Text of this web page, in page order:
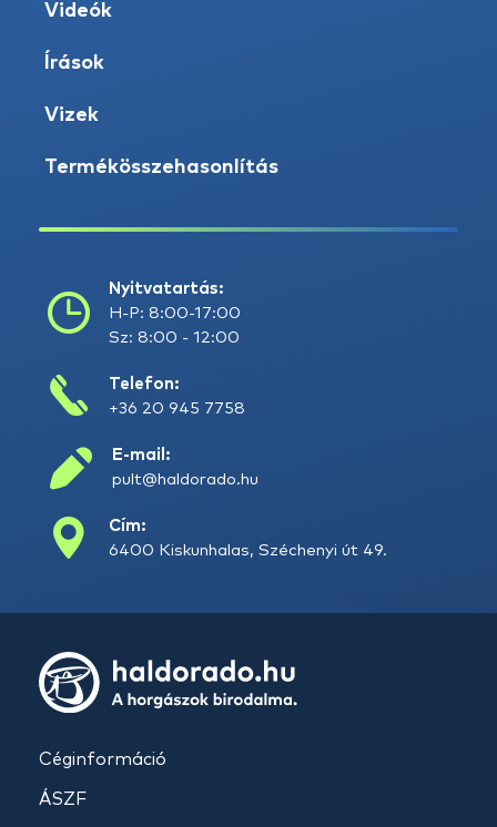
Videók
Írások
Vizek
Termékösszehasonlítás
Nyitvatartás:
H-P: 8:00-17:00
Sz: 8:00 - 12:00
Telefon:
+36 20 945 7758
E-mail:
pult@haldorado.hu
Cím:
6400 Kiskunhalas, Széchenyi út 49.
Céginformáció
ÁSZF